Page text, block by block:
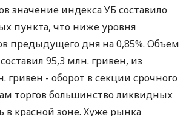
значение индекса УБ составило
пункта, что ниже уровня
предыдущего дня на 0,85%. Объем
95,3 млн. гривен, из
гривен - оборот в секции срочного
торгов большинство ликвидных
в красной зоне. Хуже рынка